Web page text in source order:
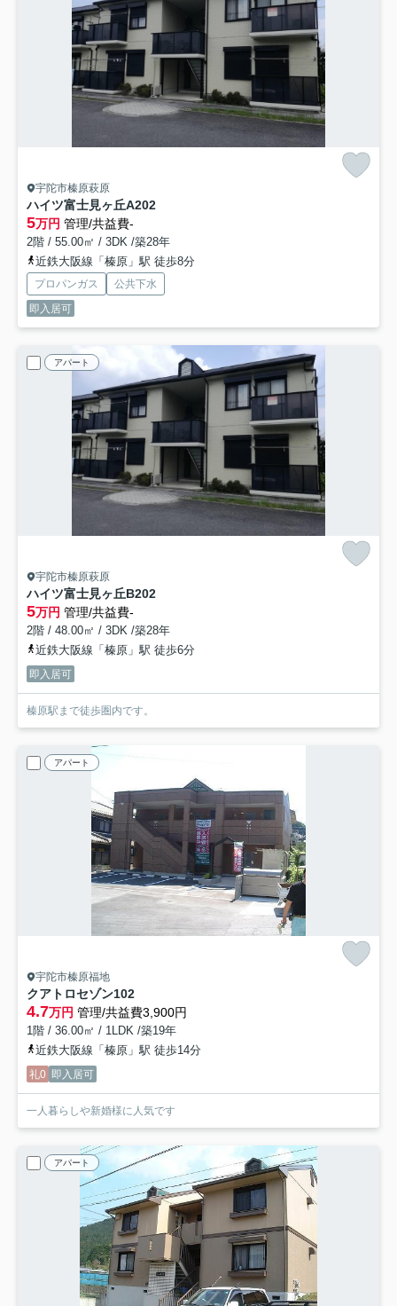
宇陀市榛原萩原
ハイツ富士見ヶ丘A202
5万円 管理/共益費-
2階 / 55.00㎡ / 3DK /築28年
近鉄大阪線「榛原」駅 徒歩8分
プロパンガス
公共下水
即入居可
アパート
宇陀市榛原萩原
ハイツ富士見ヶ丘B202
5万円 管理/共益費-
2階 / 48.00㎡ / 3DK /築28年
近鉄大阪線「榛原」駅 徒歩6分
即入居可
榛原駅まで徒歩圏内です。
アパート
宇陀市榛原福地
クアトロセゾン102
4.7万円 管理/共益費3,900円
1階 / 36.00㎡ / 1LDK /築19年
近鉄大阪線「榛原」駅 徒歩14分
礼0 即入居可
一人暮らしや新婚様に人気です
アパート